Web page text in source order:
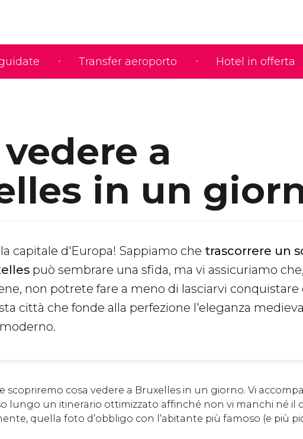
Transfer aeroporto Hotel in offerta
a
in un
capitale d'Europa! Sappiamo che trascorrere un
può sembrare una sfida, ma vi assicuriamo
non potrete fare a meno di lasciarvi conquistare
città che fonde alla perfezione l'eleganza
scopriremo cosa vedere a Bruxelles in un giorno. Vi
lungo un itinerario ottimizzato affinché non vi manchi né il
quella foto d’obbligo con l’abitante più famoso (e più